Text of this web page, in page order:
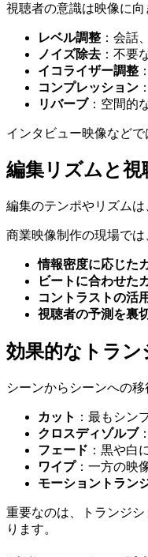
視聴者の意識は映像に
レベル調整 ：会話
ノイズ除去 ：不要
イコライザー調整
コンプレッション
リバーブ：空間的
インタビュー映像など
編集リズムと視
編集のテンポやリズム
商業映像制作の現場で
情報密度に応じた
ビートに合わせた
コントラストの活用
視聴者の予測を裏
効果的なトラ
シーンからシーンへの
カット ：最もシン
クロスディゾルブ
フェード ：黒や白
ワイプ：一方の映
モーショントラン
重要なのは、トランジ
ります。